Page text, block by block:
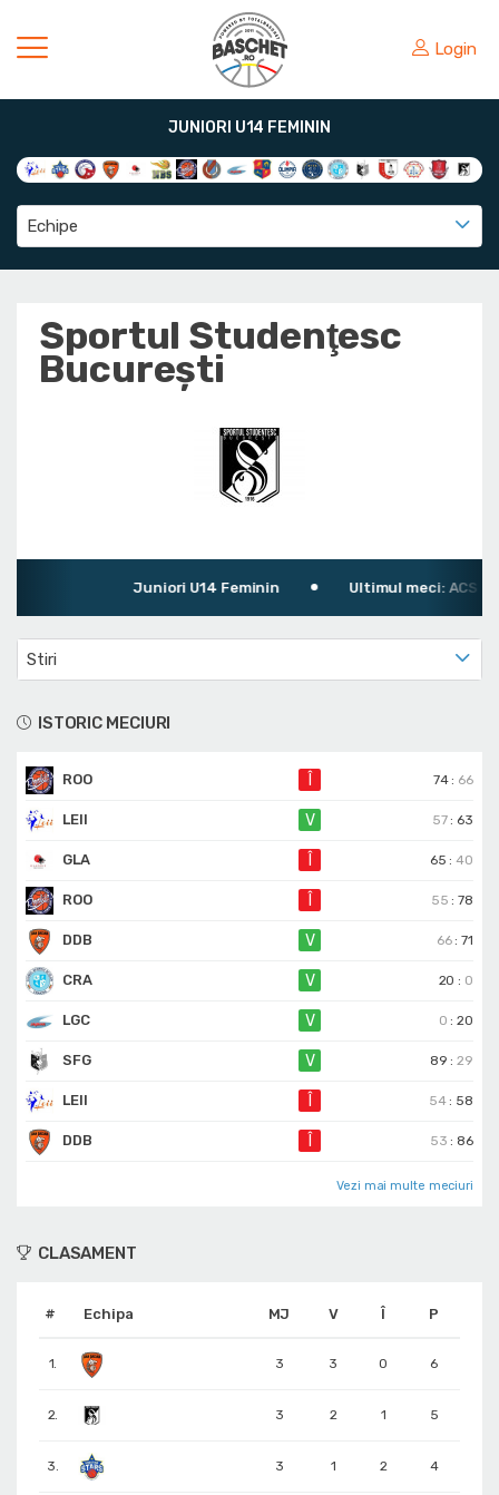
Login
JUNIORI U14 FEMININ
Echipe
Sportul Studenţesc
Bucureşti
Juniori U14 Feminin Ultimul meci: ACS
Stiri
ISTORIC MECIURI
ROO 74 : 66
LEII V 57 : 63
GLA 65 :40
ROO 55 :78
DDB V 66 :71
CRA V 20 : 0
LGC V 0 :20
SFG V 89 :29
LEII 54 : 58
DDB 53 : 86
Vezi mai multe meciuri
CLASAMENT
# Echipa MJ V Î P
1. 3 3 0 6
2. 3 2 1 5
3. 3 1 2 4